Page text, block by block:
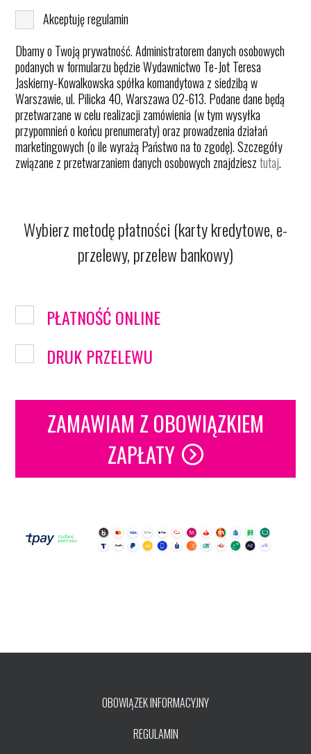
Nr domu:
Nr lokalu:
Kod pocztowy:
Akceptuję regulamin
Dbamy o Twoją prywatność. Administratorem danych osobowych
podanych w formularzu będzie Wydawnictwo Te-Jot Teresa
Jaskierny-Kowalkowska spółka komandytowa z siedzibą w
Warszawie, ul. Pilicka 40, Warszawa 02-613. Podane dane będą
przetwarzane w celu realizacji zamówienia (w tym wysyłka
przypomnień o końcu prenumeraty) oraz prowadzenia działań
marketingowych (o ile wyrażą Państwo na to zgodę). Szczegóły
związane z przetwarzaniem danych osobowych znajdziesztutaj.
Wybierz metodę płatności (karty kredytowe, e-
przelewy, przelew bankowy)
PŁATNOŚĆ ONLINE
DRUK PRZELEWU
ZAMAWIAM Z OBOWIĄZKIEM
ZAPŁATY
OBOWIĄZEK INFORMACYJNY
REGULAMIN